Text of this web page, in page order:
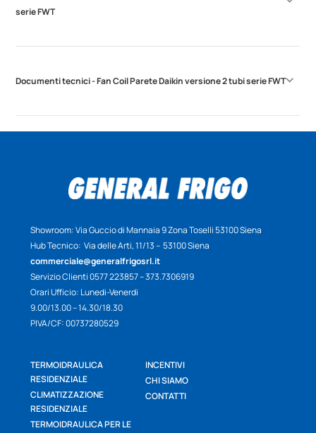
serie FWT
Documenti tecnici - Fan Coil Parete Daikin versione 2 tubi serie FWT
Showroom: Via Guccio di Mannaia 9 Zona Toselli 53100 Siena
Hub Tecnico: Via delle Arti, 11/13 – 53100 Siena
commerciale@generalfrigosrl.it
Servizio Clienti 0577 223857 – 373.7306919
Orari Ufficio: Lunedi-Venerdi
9.00/13.00 – 14.30/18.30
PIVA/CF: 00737280529
TERMOIDRAULICA
RESIDENZIALE
CLIMATIZZAZIONE
RESIDENZIALE
TERMOIDRAULICA PER LE
INCENTIVI
CHI SIAMO
CONTATTI